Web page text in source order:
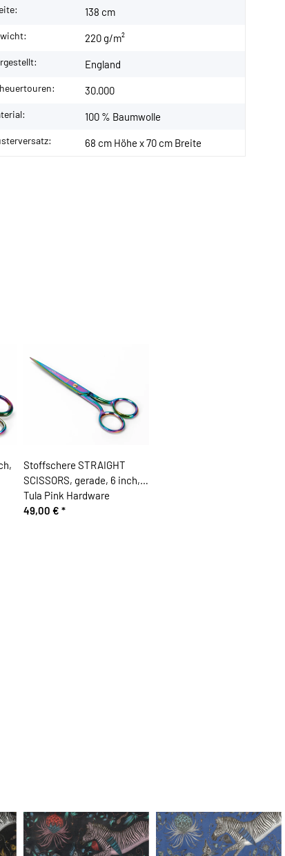
138 cm
220 g/m²
England
30.000
100 % Baumwolle
68 cm Höhe x 70 cm Breite
Stoffschere STRAIGHT
SCISSORS, gerade, 6 inch,
Tula Pink Hardware
49,00 € *